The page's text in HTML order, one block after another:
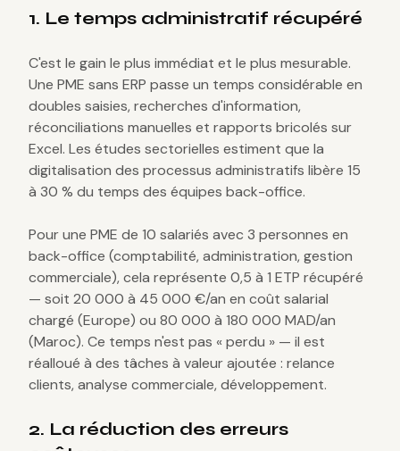
1. Le temps administratif récupéré
C'est le gain le plus immédiat et le plus mesurable.
Une PME sans ERP passe un temps considérable en
doubles saisies, recherches d'information,
réconciliations manuelles et rapports bricolés sur
Excel. Les études sectorielles estiment que la
digitalisation des processus administratifs libère 15
à 30 % du temps des équipes back-office.
Pour une PME de 10 salariés avec 3 personnes en
back-office (comptabilité, administration, gestion
commerciale), cela représente 0,5 à 1 ETP récupéré
— soit 20 000 à 45 000 €/an en coût salarial
chargé (Europe) ou 80 000 à 180 000 MAD/an
(Maroc). Ce temps n'est pas « perdu » — il est
réalloué à des tâches à valeur ajoutée : relance
clients, analyse commerciale, développement.
2. La réduction des erreurs